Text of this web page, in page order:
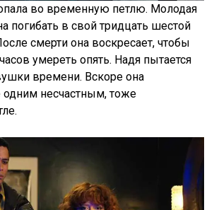
во временную петлю. Молодая
погибать в свой тридцать шестой
смерти она воскресает, чтобы
умереть опять. Надя пытается
времени. Вскоре она
одним несчастным, тоже